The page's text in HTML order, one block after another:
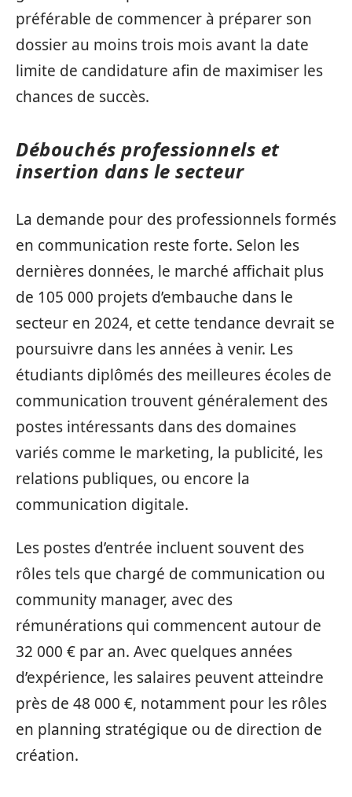
préférable de commencer à préparer son
dossier au moins trois mois avant la date
limite de candidature afin de maximiser les
chances de succès.
Débouchés professionnels et
insertion dans le secteur
La demande pour des professionnels formés
en communication reste forte. Selon les
dernières données, le marché affichait plus
de 105 000 projets d’embauche dans le
secteur en 2024, et cette tendance devrait se
poursuivre dans les années à venir. Les
étudiants diplômés des meilleures écoles de
communication trouvent généralement des
postes intéressants dans des domaines
variés comme le marketing, la publicité, les
relations publiques, ou encore la
communication digitale.
Les postes d’entrée incluent souvent des
rôles tels que chargé de communication ou
community manager, avec des
rémunérations qui commencent autour de
32 000 € par an. Avec quelques années
d’expérience, les salaires peuvent atteindre
près de 48 000 €, notamment pour les rôles
en planning stratégique ou de direction de
création.